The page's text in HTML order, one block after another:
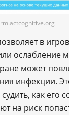
в
ослабление
может
инфекции.
как его
на риск